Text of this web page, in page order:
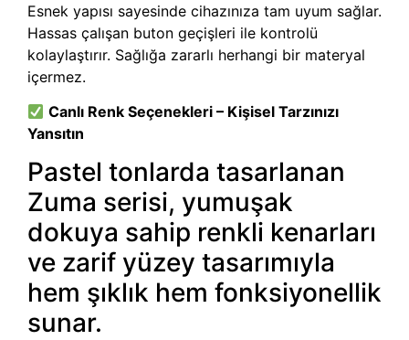
Esnek yapısı sayesinde cihazınıza tam uyum sağlar.
Hassas çalışan buton geçişleri ile kontrolü
kolaylaştırır. Sağlığa zararlı herhangi bir materyal
içermez.
Canlı Renk Seçenekleri – Kişisel Tarzınızı
Yansıtın
Pastel tonlarda tasarlanan
Zuma serisi, yumuşak
dokuya sahip renkli kenarları
ve zarif yüzey tasarımıyla
hem şıklık hem fonksiyonellik
sunar.